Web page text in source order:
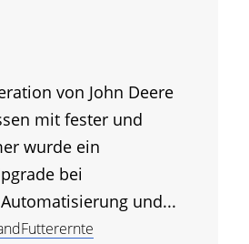
von John Deere
mit fester und
wurde ein
bei
und...